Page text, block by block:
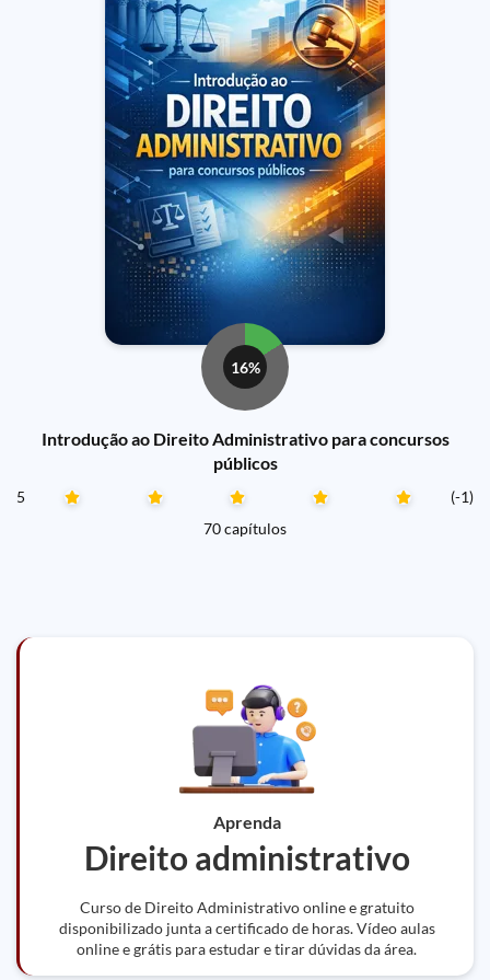
16%
Introdução ao Direito Administrativo para concursos
públicos
5
(-1)
70 capítulos
Aprenda
Direito administrativo
Curso de Direito Administrativo online e gratuito
disponibilizado junta a certificado de horas. Vídeo aulas
online e grátis para estudar e tirar dúvidas da área.